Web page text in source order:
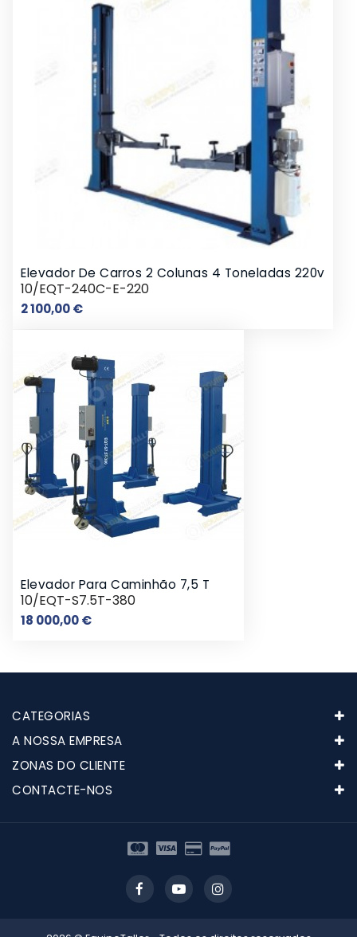
Elevador De Carros 2 Colunas 4 Toneladas 220v
10/EQT-240C-E-220
2 100,00 €Preço
Elevador Para Caminhão 7,5 T
10/EQT-S7.5T-380
18 000,00 €Preço
CATEGORIAS
A NOSSA EMPRESA
ZONAS DO CLIENTE
CONTACTE-NOS